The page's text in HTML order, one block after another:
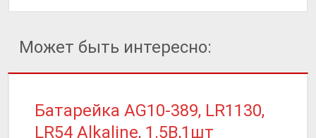
Может быть интересно:
Батарейка AG10-389, LR1130,
LR54 Alkaline, 1.5B,1шт